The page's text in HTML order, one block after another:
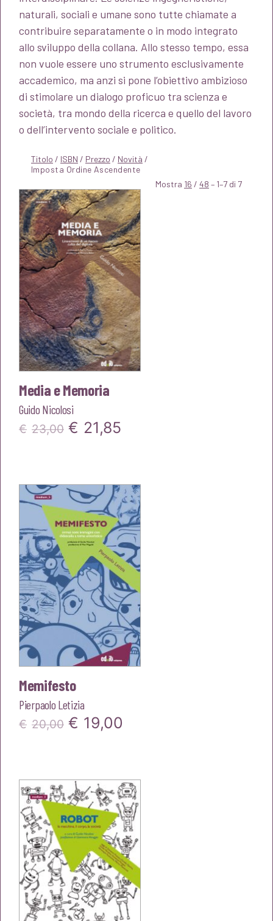
naturali, sociali e umane sono tutte chiamate a
contribuire separatamente o in modo integrato
allo sviluppo della collana. Allo stesso tempo, essa
non vuole essere uno strumento esclusivamente
accademico, ma anzi si pone l’obiettivo ambizioso
di stimolare un dialogo proficuo tra scienza e
società, tra mondo della ricerca e quello del lavoro
o dell’intervento sociale e politico.
Titolo / ISBN / Prezzo / Novità /
Mostra 16 / 48 – 1–7 di 7
Media e Memoria
Guido Nicolosi
€ 23,00 Il
era:
€23,00.
€ 21,85
è:
€21,85.
Memifesto
Pierpaolo Letizia
€ 20,00 Il
era:
€20,00.
€ 19,00
è:
€19,00.